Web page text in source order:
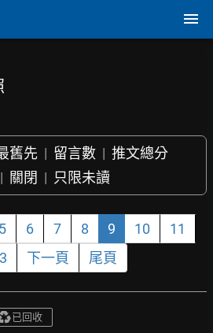
舊先 | 留言數 | 推文總分
| 關閉 | 只限未讀
5 6 7 8 9 10
11
下一頁 尾頁
已回收